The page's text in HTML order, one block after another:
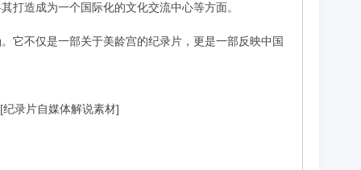
打造成为一个国际化的文化交流中心等方面。
它不仅是一部关于美龄宫的纪录片，更是一部反映中国
录片自媒体解说素材]